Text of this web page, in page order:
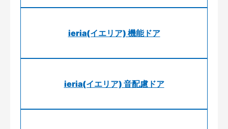
ieria(イエリア) 機能ドア
ieria(イエリア) 音配慮ドア